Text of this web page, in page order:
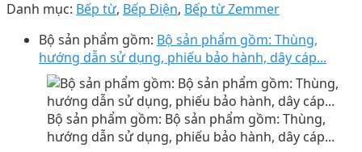
Danh mục: Bếp từ, Bếp Điện, Bếp từ Zemmer
Bộ sản phẩm gồm: Bộ sản phẩm gồm: Thùng,
hướng dẫn sử dụng, phiếu bảo hành, dây cáp...
Bộ sản phẩm gồm: Bộ sản phẩm gồm: Thùng,
hướng dẫn sử dụng, phiếu bảo hành, dây cáp...